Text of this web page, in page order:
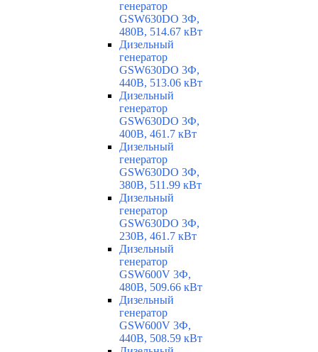
генератор
GSW630DO 3Ф,
480В, 514.67 кВт
Дизельный
генератор
GSW630DO 3Ф,
440В, 513.06 кВт
Дизельный
генератор
GSW630DO 3Ф,
400В, 461.7 кВт
Дизельный
генератор
GSW630DO 3Ф,
380В, 511.99 кВт
Дизельный
генератор
GSW630DO 3Ф,
230В, 461.7 кВт
Дизельный
генератор
GSW600V 3Ф,
480В, 509.66 кВт
Дизельный
генератор
GSW600V 3Ф,
440В, 508.59 кВт